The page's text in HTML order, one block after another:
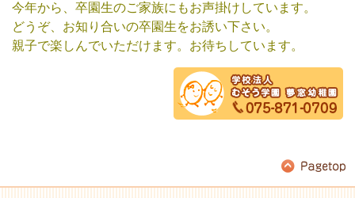
今年から、卒園生のご家族にもお声掛けしています。
どうぞ、お知り合いの卒園生をお誘い下さい。
親子で楽しんでいただけます。お待ちしています。